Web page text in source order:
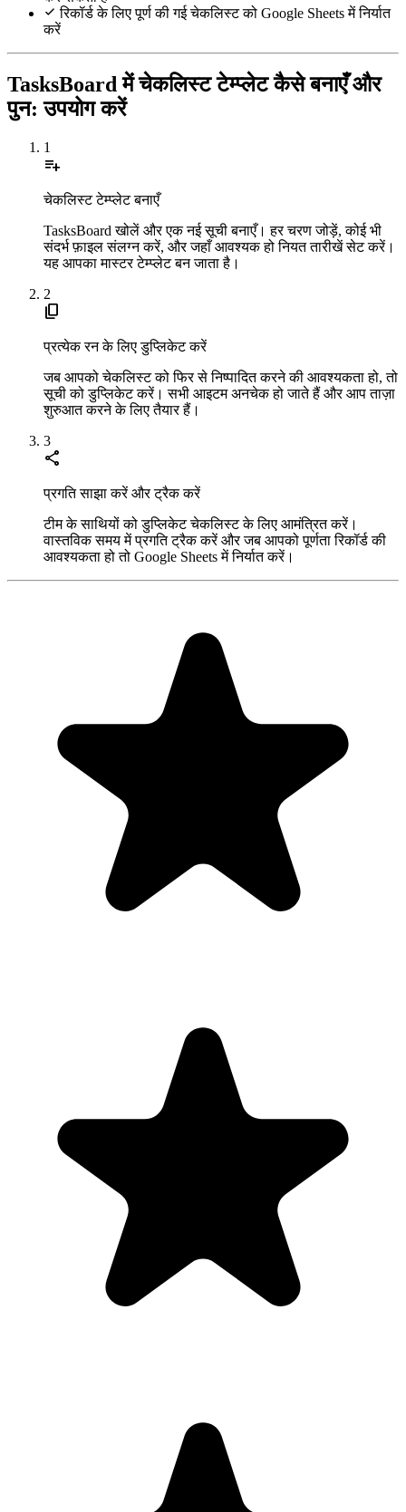
रिकॉर्ड के लिए पूर्ण की गई चेकलिस्ट को Google Sheets में निर्यात
करें
TasksBoard में चेकलिस्ट टेम्प्लेट कैसे बनाएँ और
पुन: उपयोग करें
1
playlist_add
चेकलिस्ट टेम्प्लेट बनाएँ
TasksBoard खोलें और एक नई सूची बनाएँ। हर चरण जोड़ें, कोई भी
संदर्भ फ़ाइल संलग्न करें, और जहाँ आवश्यक हो नियत तारीखें सेट करें।
यह आपका मास्टर टेम्प्लेट बन जाता है।
2
content_copy
प्रत्येक रन के लिए डुप्लिकेट करें
जब आपको चेकलिस्ट को फिर से निष्पादित करने की आवश्यकता हो, तो
सूची को डुप्लिकेट करें। सभी आइटम अनचेक हो जाते हैं और आप ताज़ा
शुरुआत करने के लिए तैयार हैं।
3
share
प्रगति साझा करें और ट्रैक करें
टीम के साथियों को डुप्लिकेट चेकलिस्ट के लिए आमंत्रित करें।
वास्तविक समय में प्रगति ट्रैक करें और जब आपको पूर्णता रिकॉर्ड की
आवश्यकता हो तो Google Sheets में निर्यात करें।
"Always have 101 things to do and this helps me organize and
prioritize like no other app can. It syncs to my phone and laptop, and
when I add dates to tasks, they automatically integrate into my
Google Calendar, which is immensely convenient. I can look at my
daily, weekly, and monthly overview in Google Calendar and
clearly see how much I was able to accomplish! Great tool indeed.
Excited to see how it will evolve over time."